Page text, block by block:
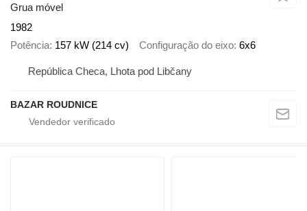
Grua móvel
1982
Potência 157 kW (214 cv) Configuração do eixo 6x6
República Checa, Lhota pod Libčany
BAZAR ROUDNICE